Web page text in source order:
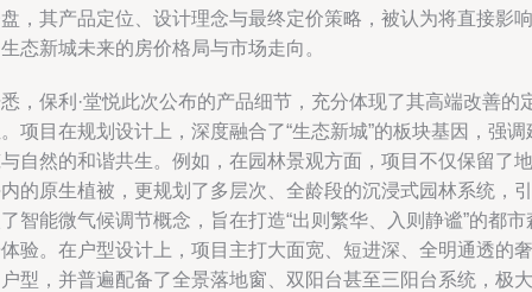
，其产品定位、设计理念与最终定价策略，被认为将直接影响
态新城未来的房价格局与市场走向。
，保利·堂悦此次公布的产品细节，充分体现了其高端改善的
项目在规划设计上，深度融合了“生态新城”的板块基因，强调
自然的和谐共生。例如，在园林景观方面，项目不仅保留了地
的原生植被，更规划了多层次、全龄段的沉浸式园林系统，引
智能微气候调节概念，旨在打造“出则繁华、入则静谧”的都市
验。在户型设计上，项目主打大面宽、短进深、全明通透的奢
型，并普遍配备了全景落地窗、双阳台甚至三阳台系统，极大